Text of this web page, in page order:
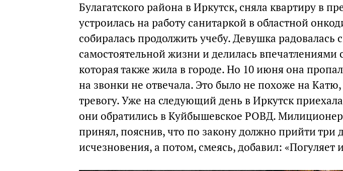
Булагатского района в Иркутск, сняла квартиру в
устроилась на работу санитаркой в областной
собиралась продолжить учебу. Девушка радовалась
самостоятельной жизни и делилась впечатлениями
которая также жила в городе. Но 10 июня она
на звонки не отвечала. Это было не похоже на Катю,
тревогу. Уже на следующий день в Иркутск
они обратились в Куйбышевское РОВД. Милиционер
принял, пояснив, что по закону должно прийти три
исчезновения, а потом, смеясь, добавил: «Погуляет